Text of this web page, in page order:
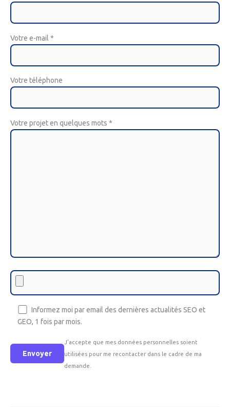
Votre e-mail *
Votre téléphone
Votre projet en quelques mots *
Informez moi par email des dernières actualités SEO et
GEO, 1 fois par mois.
J’accepte que mes données personnelles soient
utilisées pour me recontacter dans le cadre de ma
demande.